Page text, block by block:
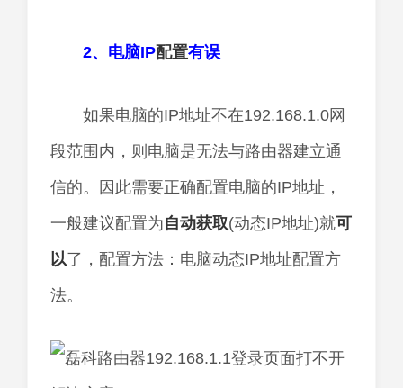
2、电脑IP配置有误
如果电脑的IP地址不在192.168.1.0网
段范围内，则电脑是无法与路由器建立通
信的。因此需要正确配置电脑的IP地址，
一般建议配置为自动获取(动态IP地址)就可
以了，配置方法：电脑动态IP地址配置方
法。